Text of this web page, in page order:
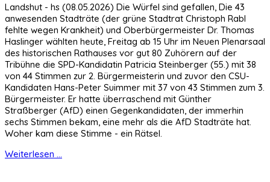
Landshut - hs (08.05.2026) Die Würfel sind gefallen, Die 43
anwesenden Stadträte (der grüne Stadtrat Christoph Rabl
fehlte wegen Krankheit) und Oberbürgermeister Dr. Thomas
Haslinger wählten heute, Freitag ab 15 Uhr im Neuen Plenarsaal
des historischen Rathauses vor gut 80 Zuhörern auf der
Tribühne die SPD-Kandidatin Patricia Steinberger (55.) mit 38
von 44 Stimmen zur 2. Bürgermeisterin und zuvor den CSU-
Kandidaten Hans-Peter Suimmer mit 37 von 43 Stimmen zum 3.
Bürgermeister. Er hatte überraschend mit Günther
Straßberger (AfD) einen Gegenkandidaten, der immerhin
sechs Stimmen bekam, eine mehr als die AfD Stadträte hat.
Woher kam diese Stimme - ein Rätsel.
Weiterlesen ...